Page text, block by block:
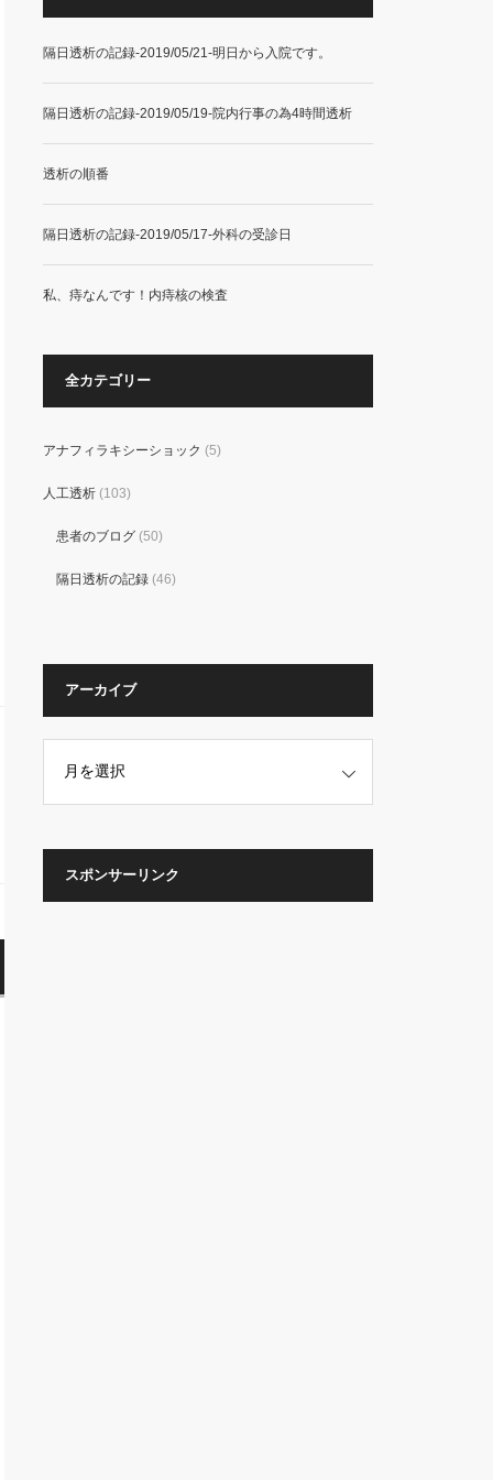
隔日透析の記録-2019/05/21-明日から入院です。
隔日透析の記録-2019/05/19-院内行事の為4時間透析
透析の順番
隔日透析の記録-2019/05/17-外科の受診日
私、痔なんです！内痔核の検査
全カテゴリー
アナフィラキシーショック (5)
人工透析(103)
患者のブログ(50)
隔日透析の記録(46)
アーカイブ
スポンサーリンク